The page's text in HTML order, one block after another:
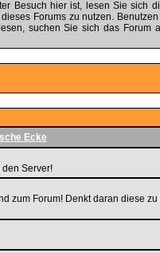
Besuch hier ist, lesen Sie sich
Forums zu nutzen.
suchen Sie sich das
Ecke
Server!
zum Forum! Denkt daran diese